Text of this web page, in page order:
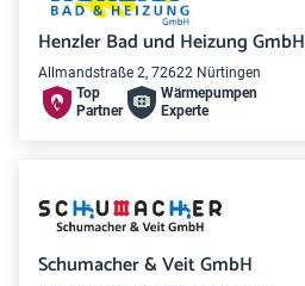
Henzler Bad und Heizung GmbH
Allmandstraße 2, 72622 Nürtingen
Top
Partner
Wärme­pumpen
Experte
Schumacher & Veit GmbH